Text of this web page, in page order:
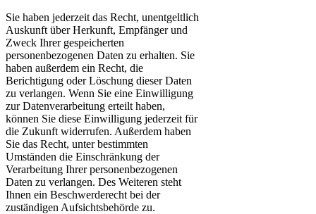
Sie haben jederzeit das Recht, unentgeltlich
Auskunft über Herkunft, Empfänger und
Zweck Ihrer gespeicherten
personenbezogenen Daten zu erhalten. Sie
haben außerdem ein Recht, die
Berichtigung oder Löschung dieser Daten
zu verlangen. Wenn Sie eine Einwilligung
zur Datenverarbeitung erteilt haben,
können Sie diese Einwilligung jederzeit für
die Zukunft widerrufen. Außerdem haben
Sie das Recht, unter bestimmten
Umständen die Einschränkung der
Verarbeitung Ihrer personenbezogenen
Daten zu verlangen. Des Weiteren steht
Ihnen ein Beschwerderecht bei der
zuständigen Aufsichtsbehörde zu.